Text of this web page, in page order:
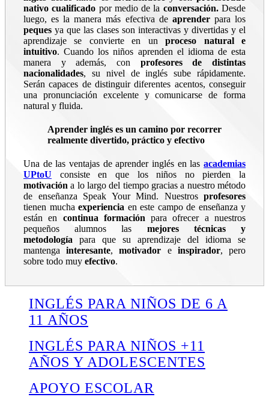
nativo cualificado por medio de la conversación.Desde
luego, es la manera más efectiva de aprenderpara los
peques ya que las clases son interactivas y divertidas y el
aprendizaje se convierte en unproceso natural e
intuitivo. Cuando los niños aprenden el idioma de esta
manera y además, con profesores de distintas
nacionalidades, su nivel de inglés sube rápidamente.
Serán capaces de distinguir diferentes acentos, conseguir
una pronunciación excelente y comunicarse de forma
natural y fluida.
Aprender inglés es un camino por recorrer
realmente divertido, práctico y efectivo
Una de las ventajas de aprender inglés en las academias
UPtoU consiste en que los niños no pierden la
motivación a lo largo del tiempo gracias a nuestro método
de enseñanza Speak Your Mind. Nuestros profesores
tienen mucha experiencia en este campo de enseñanza y
están en continua formación para ofrecer a nuestros
pequeños alumnos las mejores técnicas y
metodología para que su aprendizaje del idioma se
mantengainteresante,motivador e inspirador, pero
sobre todo muy efectivo.
INGLÉS PARA NIÑOS DE 6 A
11 AÑOS
INGLÉS PARA NIÑOS +11
AÑOS Y ADOLESCENTES
APOYO ESCOLAR